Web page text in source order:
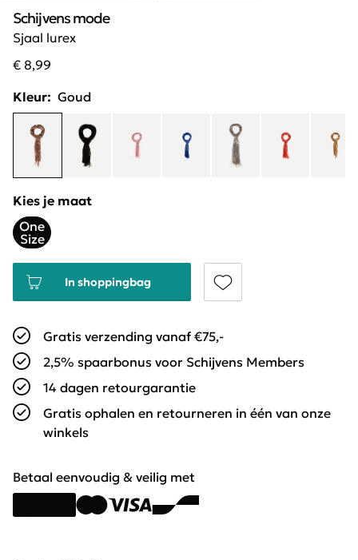
Sjaal lurex
Schijvens mode
€ 8,99
Kleur: Goud
Kies je maat
One
Size
In shoppingbag
Gratis verzending vanaf €75,-
2,5% spaarbonus voor Schijvens Members
14 dagen retourgarantie
Gratis ophalen en retourneren in één van onze
winkels
Betaal eenvoudig & veilig met